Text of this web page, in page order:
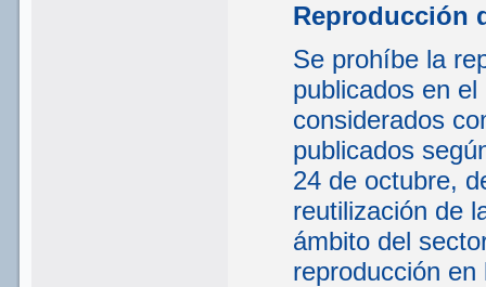
Reproducción
Se prohíbe la
publicados en
considerados
publicados
24 de octubre,
reutilización de
ámbito del
reproducción